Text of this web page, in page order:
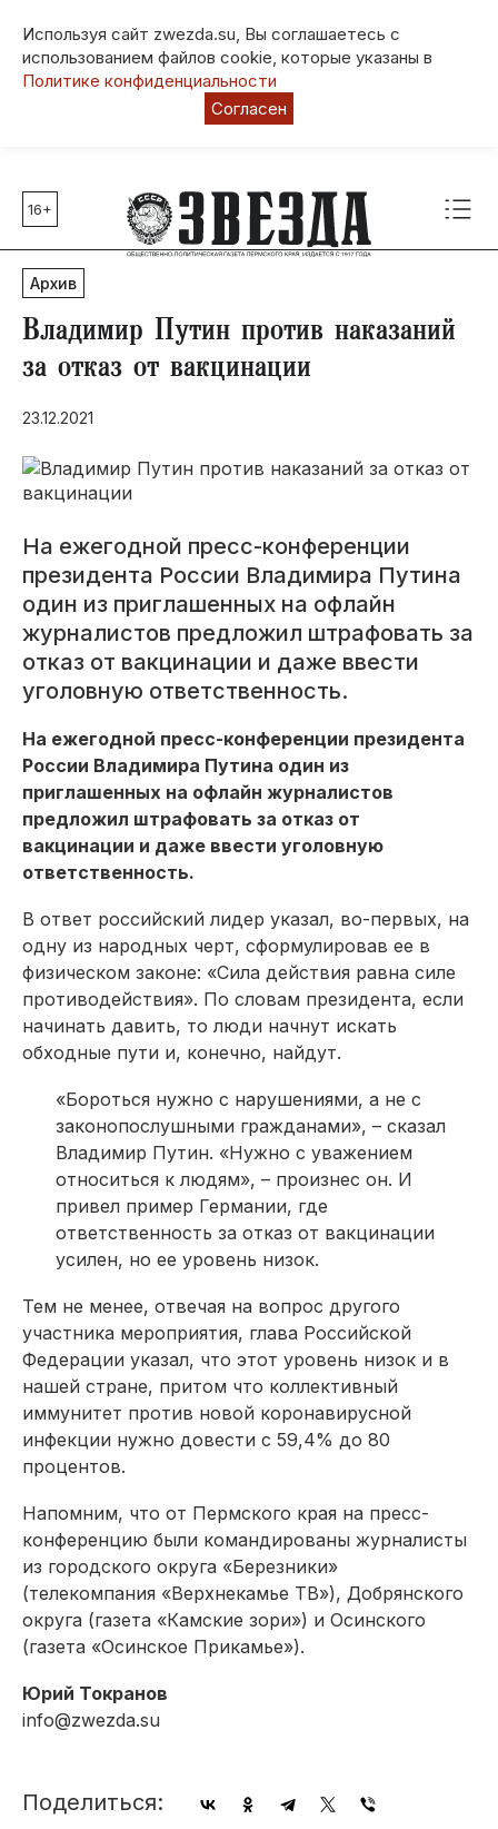
Используя сайт zwezda.su, Вы соглашаетесь с
использованием файлов cookie, которые указаны в
Политике конфиденциальности
Согласен
Главные темы
80 лет Победы
Молодежная столица РФ
СВО
Социальная поддержка
Инфраструктура
Благоустройство
16+
Архив
Владимир Путин против наказаний
за отказ от вакцинации
23.12.2021
На ежегодной пресс-конференции
президента России Владимира Путина
один из приглашенных на офлайн
журналистов предложил штрафовать за
отказ от вакцинации и даже ввести
уголовную ответственность.
На ежегодной пресс-конференции президента
России Владимира Путина один из
приглашенных на офлайн журналистов
предложил штрафовать за отказ от
вакцинации и даже ввести уголовную
ответственность.
В ответ российский лидер указал, во-первых, на
одну из народных черт, сформулировав ее в
физическом законе: «Сила действия равна силе
противодействия». По словам президента, если
начинать давить, то люди начнут искать
обходные пути и, конечно, найдут.
«Бороться нужно с нарушениями, а не с
законопослушными гражданами», – сказал
Владимир Путин. «Нужно с уважением
относиться к людям», – произнес он. И
привел пример Германии, где
ответственность за отказ от вакцинации
усилен, но ее уровень низок.
Тем не менее, отвечая на вопрос другого
участника мероприятия, глава Российской
Федерации указал, что этот уровень низок и в
нашей стране, притом что коллективный
иммунитет против новой коронавирусной
инфекции нужно довести с 59,4% до 80
процентов.
Напомним, что от Пермского края на пресс-
конференцию были командированы журналисты
из городского округа «Березники»
(телекомпания «Верхнекамье ТВ»), Добрянского
округа (газета «Камские зори») и Осинского
(газета «Осинское Прикамье»).
Юрий Токранов
info@zwezda.su
Поделиться: